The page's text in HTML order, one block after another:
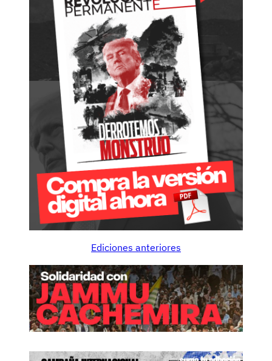
Ediciones anteriores